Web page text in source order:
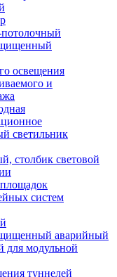
освещения
и
светильник
столбик световой
систем
аварийный
для модульной
туннелей